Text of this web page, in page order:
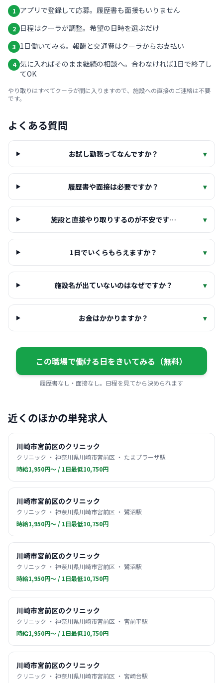
1 アプリで登録して応募。履歴書も面接もいりません
2 日程はクーラが調整。希望の日時を選ぶだけ
3 1日働いてみる。報酬と交通費はクーラからお支払い
4 気に入ればそのまま継続の相談へ。合わなければ1日で終了し
てOK
やり取りはすべてクーラが間に入りますので、施設への直接のご連絡は不要
です。
よくある質問
お試し勤務ってなんですか？ ▾
履歴書や面接は必要ですか？ ▾
施設と直接やり取りするのが不安です… ▾
1日でいくらもらえますか？ ▾
施設名が出ていないのはなぜですか？ ▾
お金はかかりますか？ ▾
この職場で働ける日をきいてみる（無料）
履歴書なし・面接なし。日程を見てから決められます
近くのほかの単発求人
川崎市宮前区のクリニック
クリニック ・ 神奈川県川崎市宮前区 ・ たまプラーザ駅
時給1,950円〜 / 1日最低10,750円
川崎市宮前区のクリニック
クリニック ・ 神奈川県川崎市宮前区 ・ 鷺沼駅
時給1,950円〜 / 1日最低10,750円
川崎市宮前区のクリニック
クリニック ・ 神奈川県川崎市宮前区 ・ 鷺沼駅
時給1,950円〜 / 1日最低10,750円
川崎市宮前区のクリニック
クリニック ・ 神奈川県川崎市宮前区 ・ 宮前平駅
時給1,950円〜 / 1日最低10,750円
川崎市宮前区のクリニック
クリニック ・ 神奈川県川崎市宮前区 ・ 宮崎台駅